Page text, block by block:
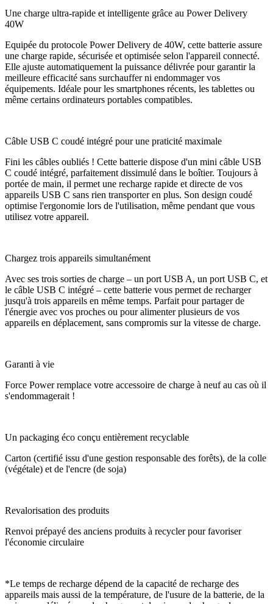
Une charge ultra-rapide et intelligente grâce au Power Delivery
40W
Equipée du protocole Power Delivery de 40W, cette batterie assure
une charge rapide, sécurisée et optimisée selon l'appareil connecté.
Elle ajuste automatiquement la puissance délivrée pour garantir la
meilleure efficacité sans surchauffer ni endommager vos
équipements. Idéale pour les smartphones récents, les tablettes ou
même certains ordinateurs portables compatibles.
Câble USB C coudé intégré pour une praticité maximale
Fini les câbles oubliés ! Cette batterie dispose d'un mini câble USB
C coudé intégré, parfaitement dissimulé dans le boîtier. Toujours à
portée de main, il permet une recharge rapide et directe de vos
appareils USB C sans rien transporter en plus. Son design coudé
optimise l'ergonomie lors de l'utilisation, même pendant que vous
utilisez votre appareil.
Chargez trois appareils simultanément
Avec ses trois sorties de charge – un port USB A, un port USB C, et
le câble USB C intégré – cette batterie vous permet de recharger
jusqu'à trois appareils en même temps. Parfait pour partager de
l'énergie avec vos proches ou pour alimenter plusieurs de vos
appareils en déplacement, sans compromis sur la vitesse de charge.
Garanti à vie
Force Power remplace votre accessoire de charge à neuf au cas où il
s'endommagerait !
Un packaging éco conçu entièrement recyclable
Carton (certifié issu d'une gestion responsable des forêts), de la colle
(végétale) et de l'encre (de soja)
Revalorisation des produits
Renvoi prépayé des anciens produits à recycler pour favoriser
l'économie circulaire
*Le temps de recharge dépend de la capacité de recharge des
appareils mais aussi de la température, de l'usure de la batterie, de la